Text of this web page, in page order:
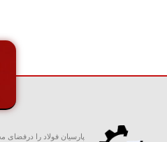
پارسیان فولاد را درفضای